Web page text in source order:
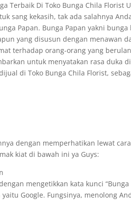
Terbaik Di Toko Bunga Chila Florist
sang kekasih, tak ada salahnya
Papan. Bunga Papan yakni
yang disusun dengan menawan
terhadap orang-orang yang
untuk menyatakan rasa duka
di Toko Bunga Chila Florist,
dengan memperhatikan lewat
kiat di bawah ini ya Guys:
mengetikkan kata kunci
Google. Fungsinya, menolong